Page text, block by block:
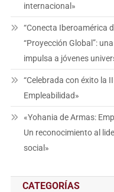
internacional»
“Conecta Iberoamérica
“Proyección Global”:
impulsa a jóvenes
“Celebrada con éxito la
Empleabilidad»
«Yohania de Armas:
Un reconocimiento al
social»
CATEGORÍAS